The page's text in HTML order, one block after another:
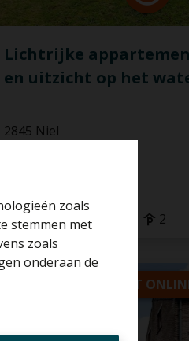
zoals
stemmen met
zoals
onderaan de
Lichtrijke
en uitzicht op het
2845 Niel
3 1 100 m² 2
VERKOCHT VOOR HET